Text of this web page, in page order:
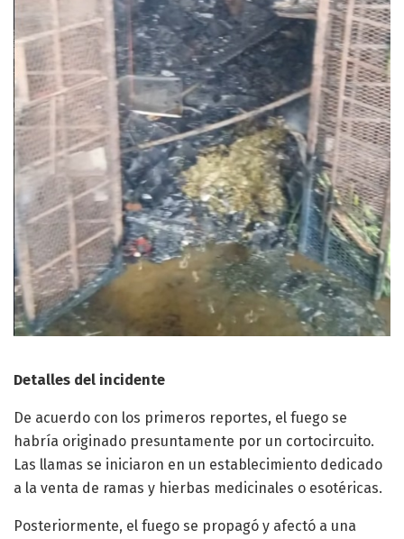
Detalles del incidente
De acuerdo con los primeros reportes, el fuego se
habría originado presuntamente por un cortocircuito.
Las llamas se iniciaron en un establecimiento dedicado
a la venta de ramas y hierbas medicinales o esotéricas.
Posteriormente, el fuego se propagó y afectó a una